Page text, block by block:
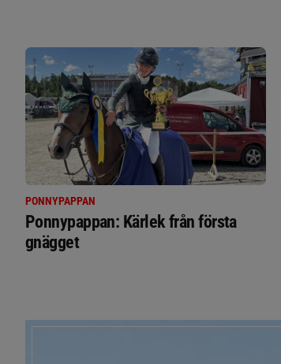
PONNYPAPPAN
Ponnypappan: Kärlek från första
gnägget